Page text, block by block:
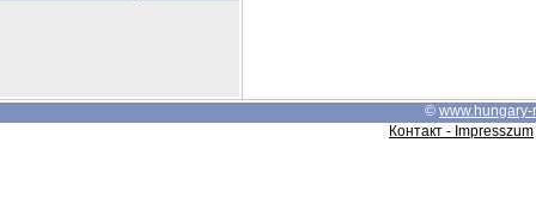
© www.hungary-
Контакт - Impresszum